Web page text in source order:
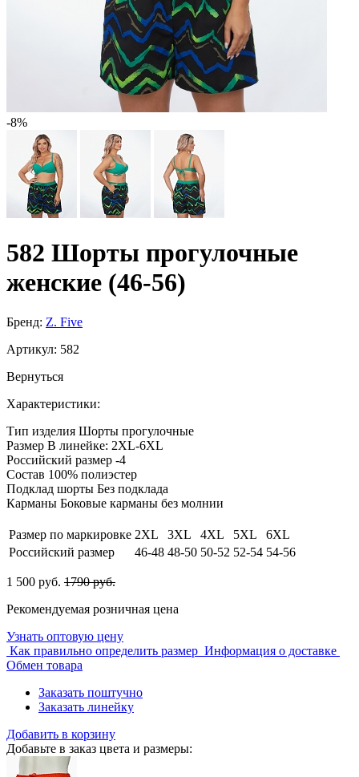
-8%
582 Шорты прогулочные
женские (46-56)
Бренд: Z. Five
Артикул: 582
Вернуться
Характеристики:
Тип изделия Шорты прогулочные
Размер В линейке: 2XL-6XL
Российский размер -4
Состав 100% полиэстер
Подклад шорты Без подклада
Карманы Боковые карманы без молнии
Размер по маркировке 2XL 3XL 4XL 5XL
6XL
Российский размер
46-48 48-50 50-52 52-54 54-56
1 500 руб. 1790 руб.
Рекомендуемая розничная цена
Узнать оптовую цену
Как правильно определить размер Информация о доставке
Обмен товара
Заказать поштучно
Заказать линейку
Добавить в корзину
Добавьте в заказ цвета и размеры: